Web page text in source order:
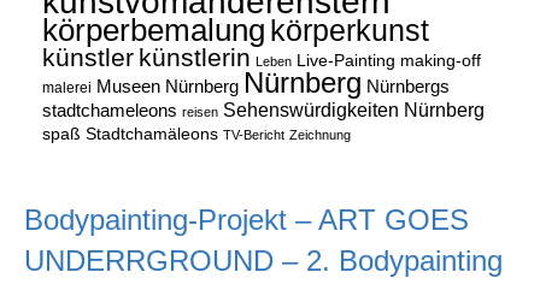
körperbemalung körperkunst
künstler künstlerin Leben Live-Painting making-off
malerei Museen Nürnberg Nürnberg Nürnbergs
stadtchameleons reisen Sehenswürdigkeiten Nürnberg
spaß Stadtchamäleons TV-Bericht Zeichnung
Bodypainting-Projekt – ART GOES
UNDERRGROUND – 2. Bodypainting